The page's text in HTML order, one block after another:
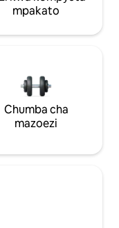
mpakato
Chumba cha
mazoezi